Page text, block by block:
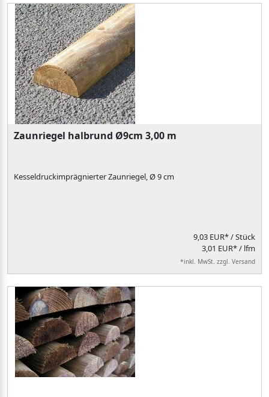
Zaunriegel halbrund Ø9cm 3,00 m
Kesseldruckimprägnierter Zaunriegel, Ø 9 cm
9,03 EUR*/ Stück
3,01 EUR* / lfm
*inkl. MwSt. zzgl. Versand